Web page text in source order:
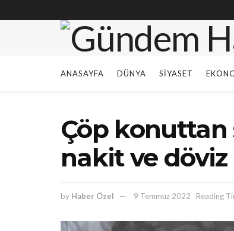
ANASAYFA DÜNYA SIYASET
Çöp konuttan
nakit ve
by Haber Özel 9 Temmuz 2022 Reading